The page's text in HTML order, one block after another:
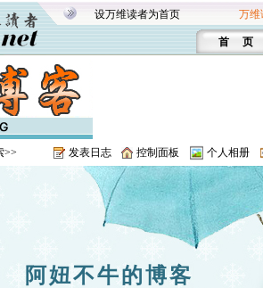
设万维读者为首页 万维
首 页
>> 发表日志 控制面板 个人相册
阿妞不牛的博客